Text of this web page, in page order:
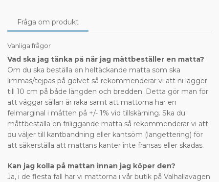
Fråga om produkt
Vanliga frågor
Vad ska jag tänka på när jag måttbeställer en matta?
Om du ska beställa en heltäckande matta som ska
limmas/tejpas på golvet så rekommenderar vi att ni lägger
till 10 cm på både längden och bredden. Detta gör man för
att väggar sällan är raka samt att mattorna har en
felmarginal i måtten på +/- 1% vid tillskärning. Ska du
måttbeställa en friliggande matta så rekommenderar vi att
du väljer till kantbandning eller kantsöm (langettering) för
att säkerställa att mattans kanter inte fransas eller skadas.
Kan jag kolla på mattan innan jag köper den?
Ja, i de flesta fall har vi mattorna i vår butik på Valhallavägen